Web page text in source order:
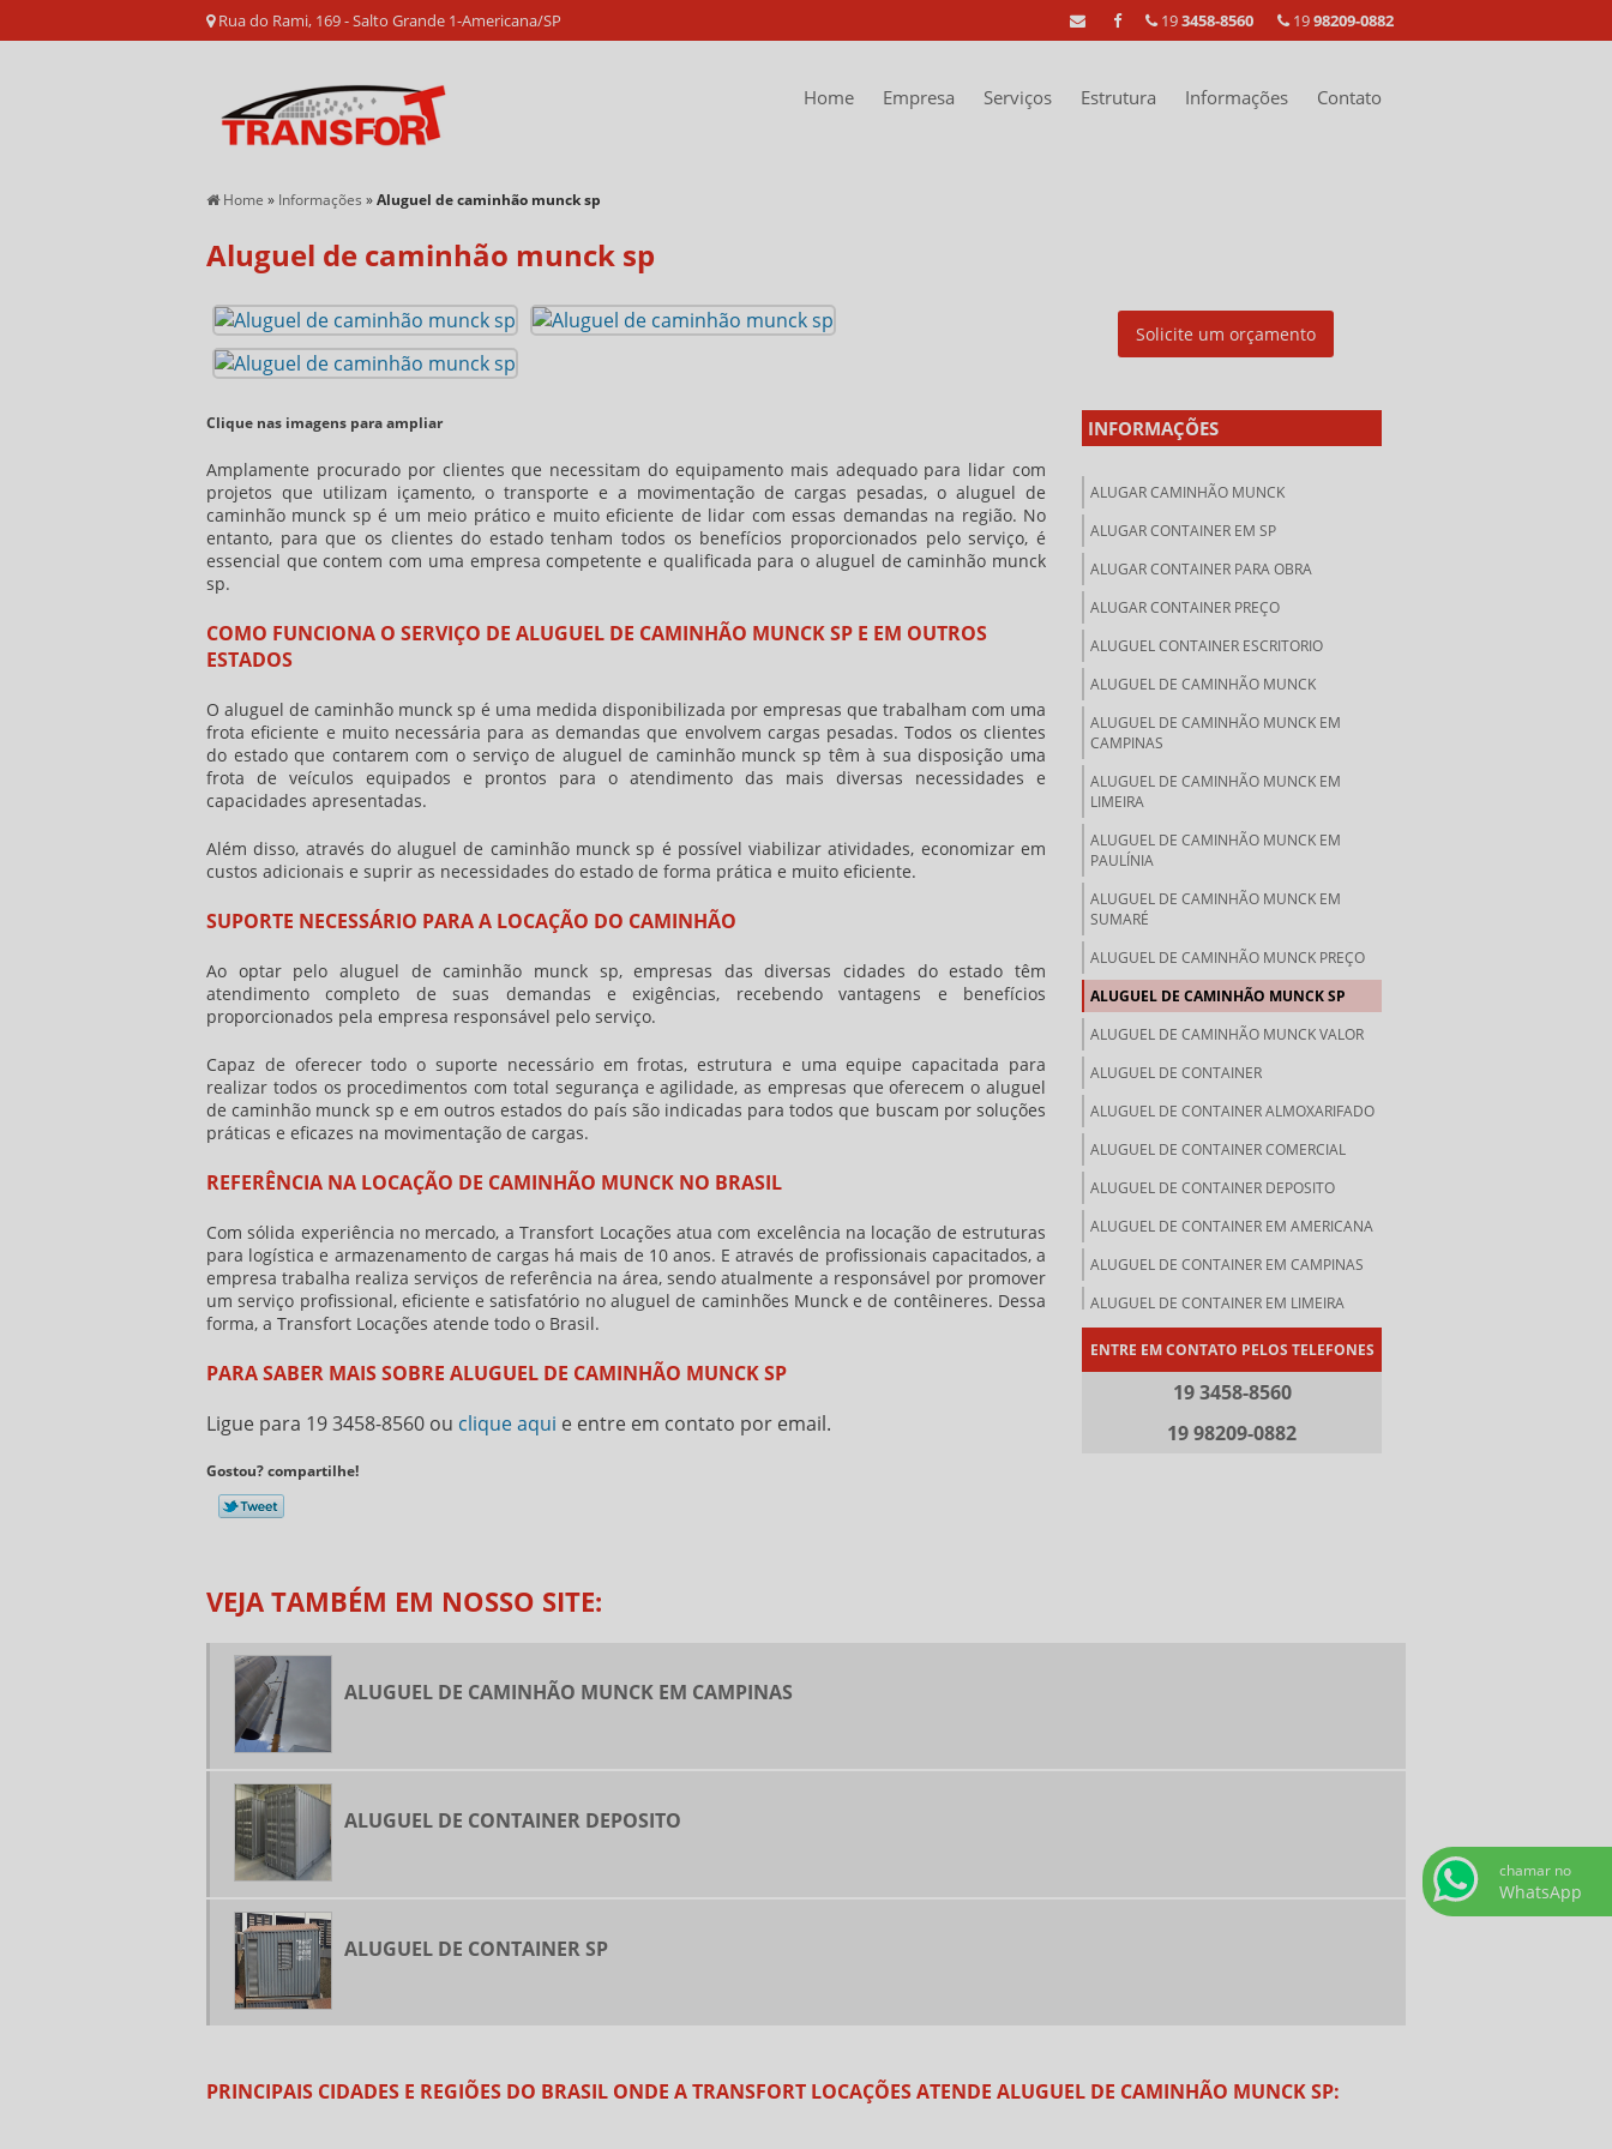
Rua do Rami, 169 - Salto Grande 1-Americana/SP 1998209-0882
193458-8560
Home Empresa Serviços Estrutura Informações Contato
Home » Informações »Aluguel de caminhão munck sp
Aluguel de caminhão munck sp
Clique nas imagens para ampliar
Amplamente procurado por clientes que necessitam do equipamento mais adequado para lidar com
projetos que utilizam içamento, o transporte e a movimentação de cargas pesadas, o aluguel de
caminhão munck sp é um meio prático e muito eficiente de lidar com essas demandas na região. No
entanto, para que os clientes do estado tenham todos os benefícios proporcionados pelo serviço, é
essencial que contem com uma empresa competente e qualificada para o aluguel de caminhão munck
sp.
COMO FUNCIONA O SERVIÇO DE ALUGUEL DE CAMINHÃO MUNCK SP E EM OUTROS
ESTADOS
O aluguel de caminhão munck sp é uma medida disponibilizada por empresas que trabalham com uma
frota eficiente e muito necessária para as demandas que envolvem cargas pesadas. Todos os clientes
do estado que contarem com o serviço de aluguel de caminhão munck sp têm à sua disposição uma
frota de veículos equipados e prontos para o atendimento das mais diversas necessidades e
capacidades apresentadas.
Além disso, através doaluguel de caminhão munck sp é possível viabilizar atividades, economizar em
custos adicionais e suprir as necessidades do estado de forma prática e muito eficiente.
SUPORTE NECESSÁRIO PARA A LOCAÇÃO DO CAMINHÃO
Ao optar pelo aluguel de caminhão munck sp, empresas das diversas cidades do estado têm
atendimento completo de suas demandas e exigências, recebendo vantagens e benefícios
proporcionados pela empresa responsável pelo serviço.
Capaz de oferecer todo o suporte necessário em frotas, estrutura e uma equipe capacitada para
realizar todos os procedimentos com total segurança e agilidade, as empresas que oferecem o aluguel
de caminhão munck sp e em outros estados do país são indicadas para todos que buscam por soluções
práticas e eficazes na movimentação de cargas.
REFERÊNCIA NA LOCAÇÃO DE CAMINHÃO MUNCK NO BRASIL
Com sólida experiência no mercado, a Transfort Locações atua com excelência na locação de estruturas
para logística e armazenamento de cargas há mais de 10 anos. E através de profissionais capacitados, a
empresa trabalha realiza serviços de referência na área, sendo atualmente a responsável por promover
um serviço profissional, eficiente e satisfatório no aluguel de caminhões Munck e de contêineres. Dessa
forma, a Transfort Locações atende todo o Brasil.
PARA SABER MAIS SOBRE ALUGUEL DE CAMINHÃO MUNCK SP
Ligue para 19 3458-8560 ou clique aqui e entre em contato por email.
Gostou? compartilhe!
Solicite um orçamento
INFORMAÇÕES
ALUGAR CAMINHÃO MUNCK
ALUGAR CONTAINER EM SP
ALUGAR CONTAINER PARA OBRA
ALUGAR CONTAINER PREÇO
ALUGUEL CONTAINER ESCRITORIO
ALUGUEL DE CAMINHÃO MUNCK
ALUGUEL DE CAMINHÃO MUNCK EM
CAMPINAS
ALUGUEL DE CAMINHÃO MUNCK EM
LIMEIRA
ALUGUEL DE CAMINHÃO MUNCK EM
PAULÍNIA
ALUGUEL DE CAMINHÃO MUNCK EM
SUMARÉ
ALUGUEL DE CAMINHÃO MUNCK PREÇO
ALUGUEL DE CAMINHÃO MUNCK SP
ALUGUEL DE CAMINHÃO MUNCK VALOR
ALUGUEL DE CONTAINER
ALUGUEL DE CONTAINER ALMOXARIFADO
ALUGUEL DE CONTAINER COMERCIAL
ALUGUEL DE CONTAINER DEPOSITO
ALUGUEL DE CONTAINER EM AMERICANA
ALUGUEL DE CONTAINER EM CAMPINAS
ALUGUEL DE CONTAINER EM LIMEIRA
ALUGUEL DE CONTAINER EM PAULÍNIA
EMPRESA DE CAMINHÃO MUNCK SP
ENTRE EM CONTATO PELOS TELEFONES
19 3458-8560
19 98209-0882
VEJA TAMBÉM EM NOSSO SITE:
ALUGUEL DE CAMINHÃO MUNCK EM CAMPINAS
ALUGUEL DE CONTAINER DEPOSITO
ALUGUEL DE CONTAINER SP
PRINCIPAIS CIDADES E REGIÕES DO BRASIL ONDE A TRANSFORT LOCAÇÕES ATENDE ALUGUEL DE CAMINHÃO MUNCK SP:
chamar no
WhatsApp